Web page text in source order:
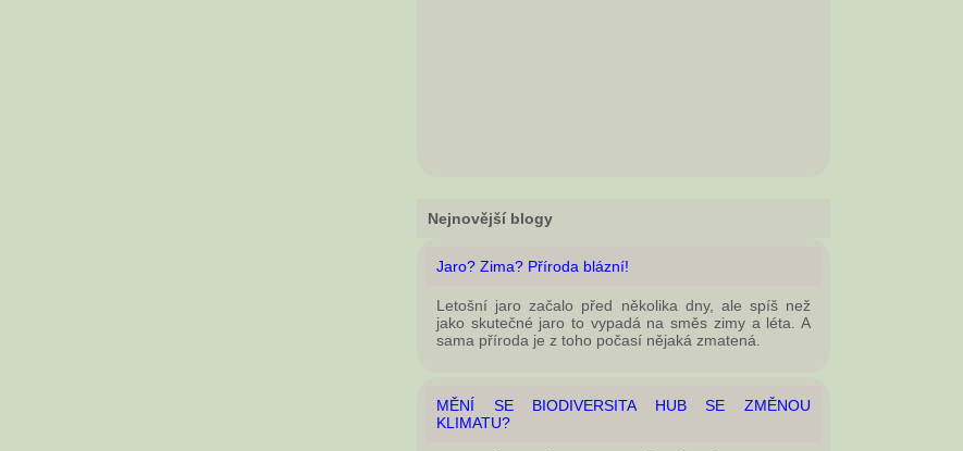
Nejnovější blogy
Jaro? Zima? Příroda blázní!
Letošní jaro začalo před několika dny, ale spíš než
jako skutečné jaro to vypadá na směs zimy a léta. A
sama příroda je z toho počasí nějaká zmatená.
MĚNÍ SE BIODIVERSITA HUB SE ZMĚNOU
KLIMATU?